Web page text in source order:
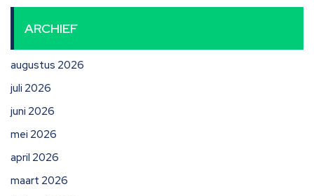
ARCHIEF
augustus 2026
juli 2026
juni 2026
mei 2026
april 2026
maart 2026